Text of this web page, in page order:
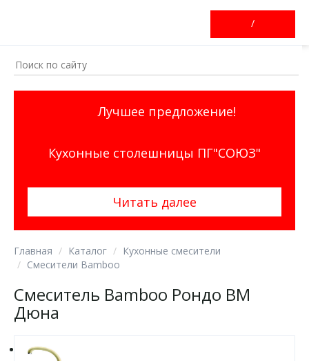
/
Лучшее предложение!
Кухонные столешницы ПГ"СОЮЗ"
Читать далее
Главная Каталог
Кухонные смесители
Смесители Bamboo
Смеситель Bamboo Рондо ВМ
Дюна